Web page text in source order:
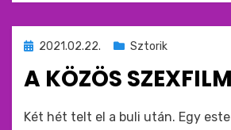
Beküldve
:
2021.02.22. Sztorik
A KÖZÖS
by monkey
Két hét telt el a buli után. Egy